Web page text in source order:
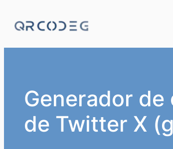
Generador de
de Twitter X